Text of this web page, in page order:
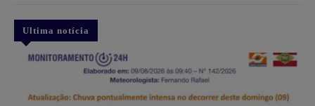
Ultima notícia